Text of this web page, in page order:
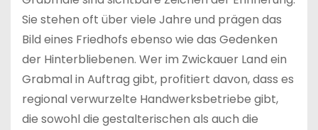
Sie stehen oft über viele Jahre und prägen das
Bild eines Friedhofs ebenso wie das Gedenken
der Hinterbliebenen. Wer im Zwickauer Land ein
Grabmal in Auftrag gibt, profitiert davon, dass es
regional verwurzelte Handwerksbetriebe gibt,
die sowohl die gestalterischen als auch die